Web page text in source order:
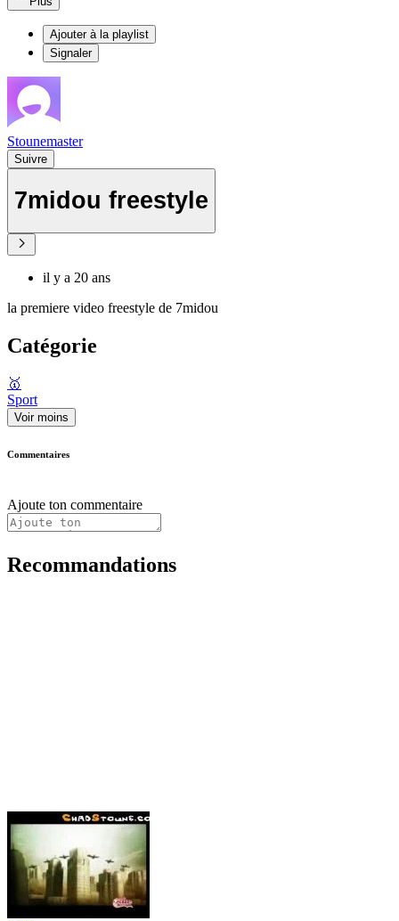
Ajouter à la playlist
Signaler
Stounemaster
Suivre
7midou freestyle
il y a 20 ans
la premiere video freestyle de 7midou
Catégorie
🥇
Sport
Voir moins
Commentaires
Ajoute ton commentaire
Recommandations